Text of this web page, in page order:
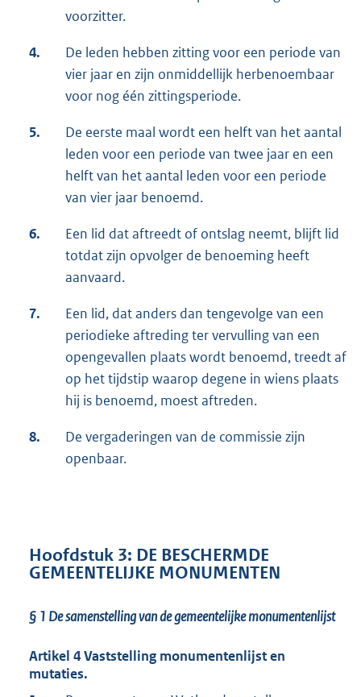
voorzitter.
4.
De leden hebben zitting voor een periode van
vier jaar en zijn onmiddellijk herbenoembaar
voor nog één zittingsperiode.
5.
De eerste maal wordt een helft van het aantal
leden voor een periode van twee jaar en een
helft van het aantal leden voor een periode
van vier jaar benoemd.
6.
Een lid dat aftreedt of ontslag neemt, blijft lid
totdat zijn opvolger de benoeming heeft
aanvaard.
7.
Een lid, dat anders dan tengevolge van een
periodieke aftreding ter vervulling van een
opengevallen plaats wordt benoemd, treedt af
op het tijdstip waarop degene in wiens plaats
hij is benoemd, moest aftreden.
8.
De vergaderingen van de commissie zijn
openbaar.
Hoofdstuk 3: DE BESCHERMDE
GEMEENTELIJKE MONUMENTEN
§ 1 De samenstelling van de gemeentelijke monumentenlijst
Artikel 4 Vaststelling monumentenlijst en
mutaties.